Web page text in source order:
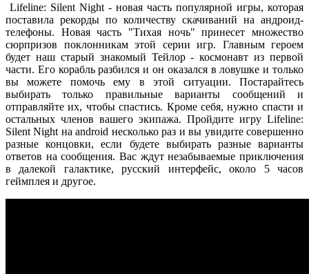
Lifeline: Silent Night - новая часть популярной игры, которая
поставила рекорды по количеству скачиваний на андроид-
телефоны. Новая часть "Тихая ночь" принесет множество
сюрпризов поклонникам этой серии игр. Главным героем
будет наш старый знакомый Тейлор - космонавт из первой
части. Его корабль разбился и он оказался в ловушке и только
вы можете помочь ему в этой ситуации. Постарайтесь
выбирать только правильные варианты сообщений и
отправляйте их, чтобы спастись. Кроме себя, нужно спасти и
остальных членов вашего экипажа. Пройдите игру Lifeline:
Silent Night на android несколько раз и вы увидите совершенно
разные концовки, если будете выбирать разные варианты
ответов на сообщения. Вас ждут незабываемые приключения
в далекой галактике, русский интерфейс, около 5 часов
геймплея и другое.